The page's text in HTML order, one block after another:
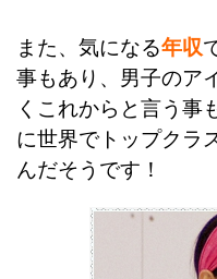
また、気になる年収
事もあり、男子のア
くこれからと言う事
に世界でトップクラ
んだそうです！